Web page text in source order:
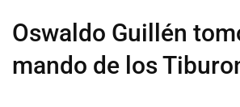
Oswaldo Guillén
mando de los